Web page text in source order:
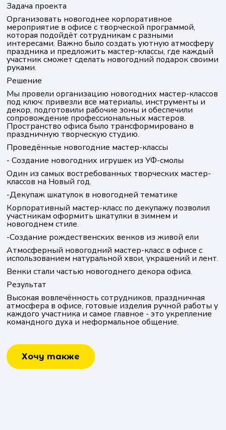
Задача проекта
Организовать новогоднее корпоративное
мероприятие в офисе с творческой программой,
которая подойдёт сотрудникам с разными
интересами. Важно было создать уютную атмосферу
праздника и предложить мастер-классы, где каждый
участник сможет сделать новогодний подарок своими
руками.
Решение
Мы провели организацию новогодних мастер-классов
под ключ: привезли все материалы, инструменты и
декор, подготовили рабочие зоны и обеспечили
сопровождение профессиональных мастеров.
Пространство офиса было трансформировано в
праздничную творческую студию.
Проведённые новогодние мастер-классы
- Создание новогодних игрушек из УФ-смолы
Один из самых востребованных творческих мастер-
классов на Новый год.
-Декупаж шкатулок в новогодней тематике
Корпоративный мастер-класс по декупажу позволил
участникам оформить шкатулки в зимнем и
новогоднем стиле.
-Создание рождественских венков из живой ели
Атмосферный новогодний мастер-класс в офисе с
использованием натуральной хвои, украшений и лент.
Венки стали частью новогоднего декора офиса.
Результат
Высокая вовлечённость сотрудников, праздничная
атмосфера в офисе, готовые изделия ручной работы у
каждого участника и самое главное - это укрепление
командного духа и неформальное общение.
Хочу также